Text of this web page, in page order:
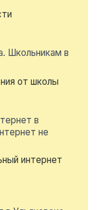
Школьникам в
от школы
в
не
интернет